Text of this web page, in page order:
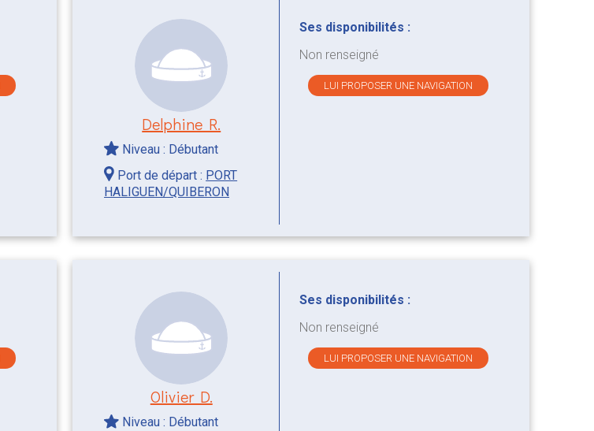
Delphine R.
Niveau : Débutant
Port de départ : PORT
HALIGUEN/QUIBERON
Ses disponibilités :
Non renseigné
LUI PROPOSER UNE NAVIGATION
Olivier D.
Niveau : Débutant
Ses disponibilités :
Non renseigné
LUI PROPOSER UNE NAVIGATION